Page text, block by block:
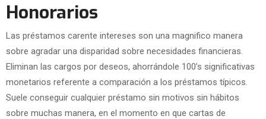
Honorarios
Las préstamos carente intereses son una magnifico manera
sobre agradar una disparidad sobre necesidades financieras.
Eliminan las cargos por deseos, ahorrándole 100’s significativas
monetarios referente a comparación a los préstamos tí­picos.
Suele conseguir cualquier préstamo sin motivos sin hábitos
sobre muchas manera, en el momento en que cartas de